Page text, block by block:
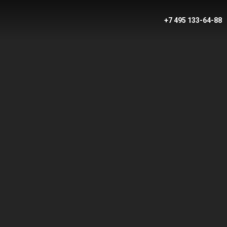
+7 495 133-64-88